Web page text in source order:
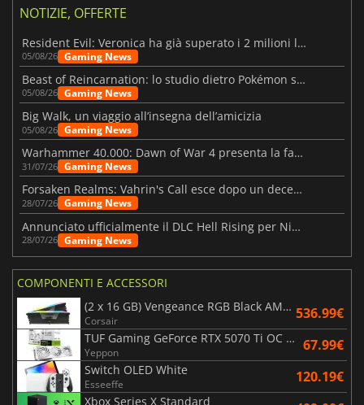
NOTIZIE, OFFERTE
Resident Evil: Veronica ha già superato i 2 milioni liste dei desideri
05/08/26 Gaming News
Beast of Reincarnation: lo studio dietro Pokémon su una nuova strada
05/08/26 Gaming News
Big Walk, un viaggio all’insegna dell’amicizia
05/08/26 Gaming News
Warhammer 40.000: Dawn of War 4 presenta la fazione dei Necron
31/07/26 Gaming News
Forsaken Realms: Vahrin's Call esce dopo un decennio di sviluppo
28/07/26 Gaming News
Annunciato ufficialmente il DLC Hell Rising per Nioh 3
28/07/26 Gaming News
COMPONENTI E ACCESSORI
(2 x 16 GB) Vengeance RGB Black AMD Expo 6000 MHz - CAS 30
Corsair 536.99€
TUF Gaming GeForce RTX 5070 Ti OC White Edition 16GB
Yeppon 67.99€
Switch OLED White
Esseeffe 120.19€
Xbox Series X Standard